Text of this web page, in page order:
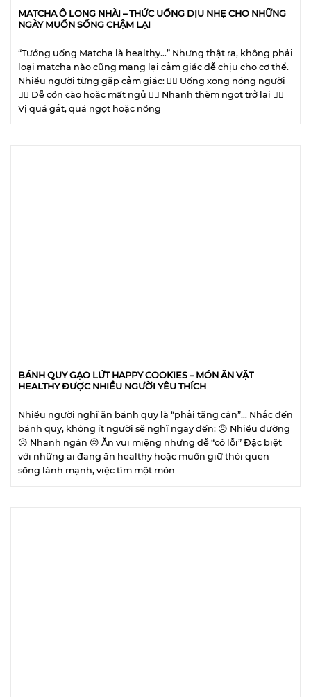
MATCHA Ô LONG NHÀI – THỨC UỐNG DỊU NHẸ CHO NHỮNG
NGÀY MUỐN SỐNG CHẬM LẠI
“Tưởng uống Matcha là healthy…” Nhưng thật ra, không phải
loại matcha nào cũng mang lại cảm giác dễ chịu cho cơ thể.
Nhiều người từng gặp cảm giác: 😮‍💨 Uống xong nóng người
😮‍💨 Dễ cồn cào hoặc mất ngủ 😮‍💨 Nhanh thèm ngọt trở lại 😮‍💨
Vị quá gắt, quá ngọt hoặc nồng
BÁNH QUY GẠO LỨT HAPPY COOKIES – MÓN ĂN VẶT
HEALTHY ĐƯỢC NHIỀU NGƯỜI YÊU THÍCH
Nhiều người nghĩ ăn bánh quy là “phải tăng cân”… Nhắc đến
bánh quy, không ít người sẽ nghĩ ngay đến: 😥 Nhiều đường
😥 Nhanh ngán 😥 Ăn vui miệng nhưng dễ “có lỗi” Đặc biệt
với những ai đang ăn healthy hoặc muốn giữ thói quen
sống lành mạnh, việc tìm một món